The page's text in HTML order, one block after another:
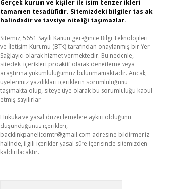
Gerçek kurum ve kişiler ile isim benzerlikleri
tamamen tesadüfidir. Sitemizdeki bilgiler taslak
halindedir ve tavsiye niteliği taşımazlar.
Sitemiz, 5651 Sayılı Kanun gereğince Bilgi Teknolojileri
ve İletişim Kurumu (BTK) tarafından onaylanmış bir Yer
Sağlayıcı olarak hizmet vermektedir. Bu nedenle,
sitedeki içerikleri proaktif olarak denetleme veya
araştırma yükümlülüğümüz bulunmamaktadır. Ancak,
üyelerimiz yazdıkları içeriklerin sorumluluğunu
taşımakta olup, siteye üye olarak bu sorumluluğu kabul
etmiş sayılırlar.
Hukuka ve yasal düzenlemelere aykırı olduğunu
düşündüğünüz içerikleri,
backlinkpanelicomtr@gmail.com adresine bildirmeniz
halinde, ilgili içerikler yasal süre içerisinde sitemizden
kaldırılacaktır.